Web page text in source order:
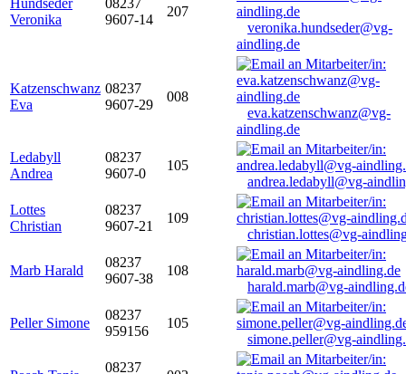
Hundseder
Veronika
08237
9607-14
207
veronika.hundseder@vg-
aindling.de
Katzenschwanz
Eva
08237
9607-29
008
eva.katzenschwanz@vg-
aindling.de
Ledabyll
Andrea
08237
9607-0
105
andrea.ledabyll@vg-
Lottes
Christian
08237
9607-21
109
christian.lottes@vg-
Marb Harald
08237
9607-38
108
harald.marb@vg-
Peller Simone
08237
959156
105
simone.peller@vg-
08237